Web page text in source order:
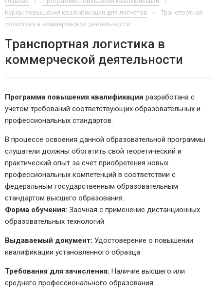
Курсы повышения квалификации для логистов
Транспортная
логистика в коммерческой деятельности
Транспортная логистика в
коммерческой деятельности
Программа повышения квалификации разработана с
учетом требований соответствующих образовательных и
профессиональных стандартов.
В процессе освоения данной образовательной программы
слушатели должны обогатить свой теоретический и
практический опыт за счет приобретения новых
профессиональных компетенций в соответствии с
федеральным государственным образовательным
стандартом высшего образования.
Форма обучения: Заочная с применение дистанционных
образовательных технологий
Выдаваемый документ: Удостоверение о повышении
квалификации установленного образца
Требования для зачисления: Наличие высшего или
среднего профессионального образования